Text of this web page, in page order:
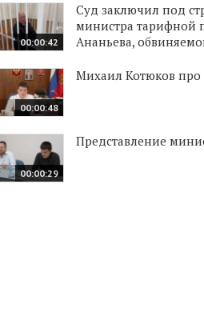
00:00:42
Суд заключил под
министра тарифной
Ананьева,
00:00:48
Михаил Котюков про
00:00:29
Представление